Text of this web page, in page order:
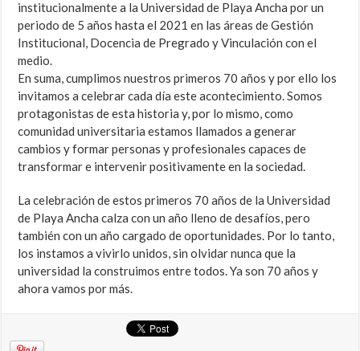
institucionalmente a la Universidad de Playa Ancha por un
periodo de 5 años hasta el 2021 en las áreas de Gestión
Institucional, Docencia de Pregrado y Vinculación con el
medio.
En suma, cumplimos nuestros primeros 70 años y por ello los
invitamos a celebrar cada día este acontecimiento. Somos
protagonistas de esta historia y, por lo mismo, como
comunidad universitaria estamos llamados a generar
cambios y formar personas y profesionales capaces de
transformar e intervenir positivamente en la sociedad.
La celebración de estos primeros 70 años de la Universidad
de Playa Ancha calza con un año lleno de desafíos, pero
también con un año cargado de oportunidades. Por lo tanto,
los instamos a vivirlo unidos, sin olvidar nunca que la
universidad la construimos entre todos. Ya son 70 años y
ahora vamos por más.